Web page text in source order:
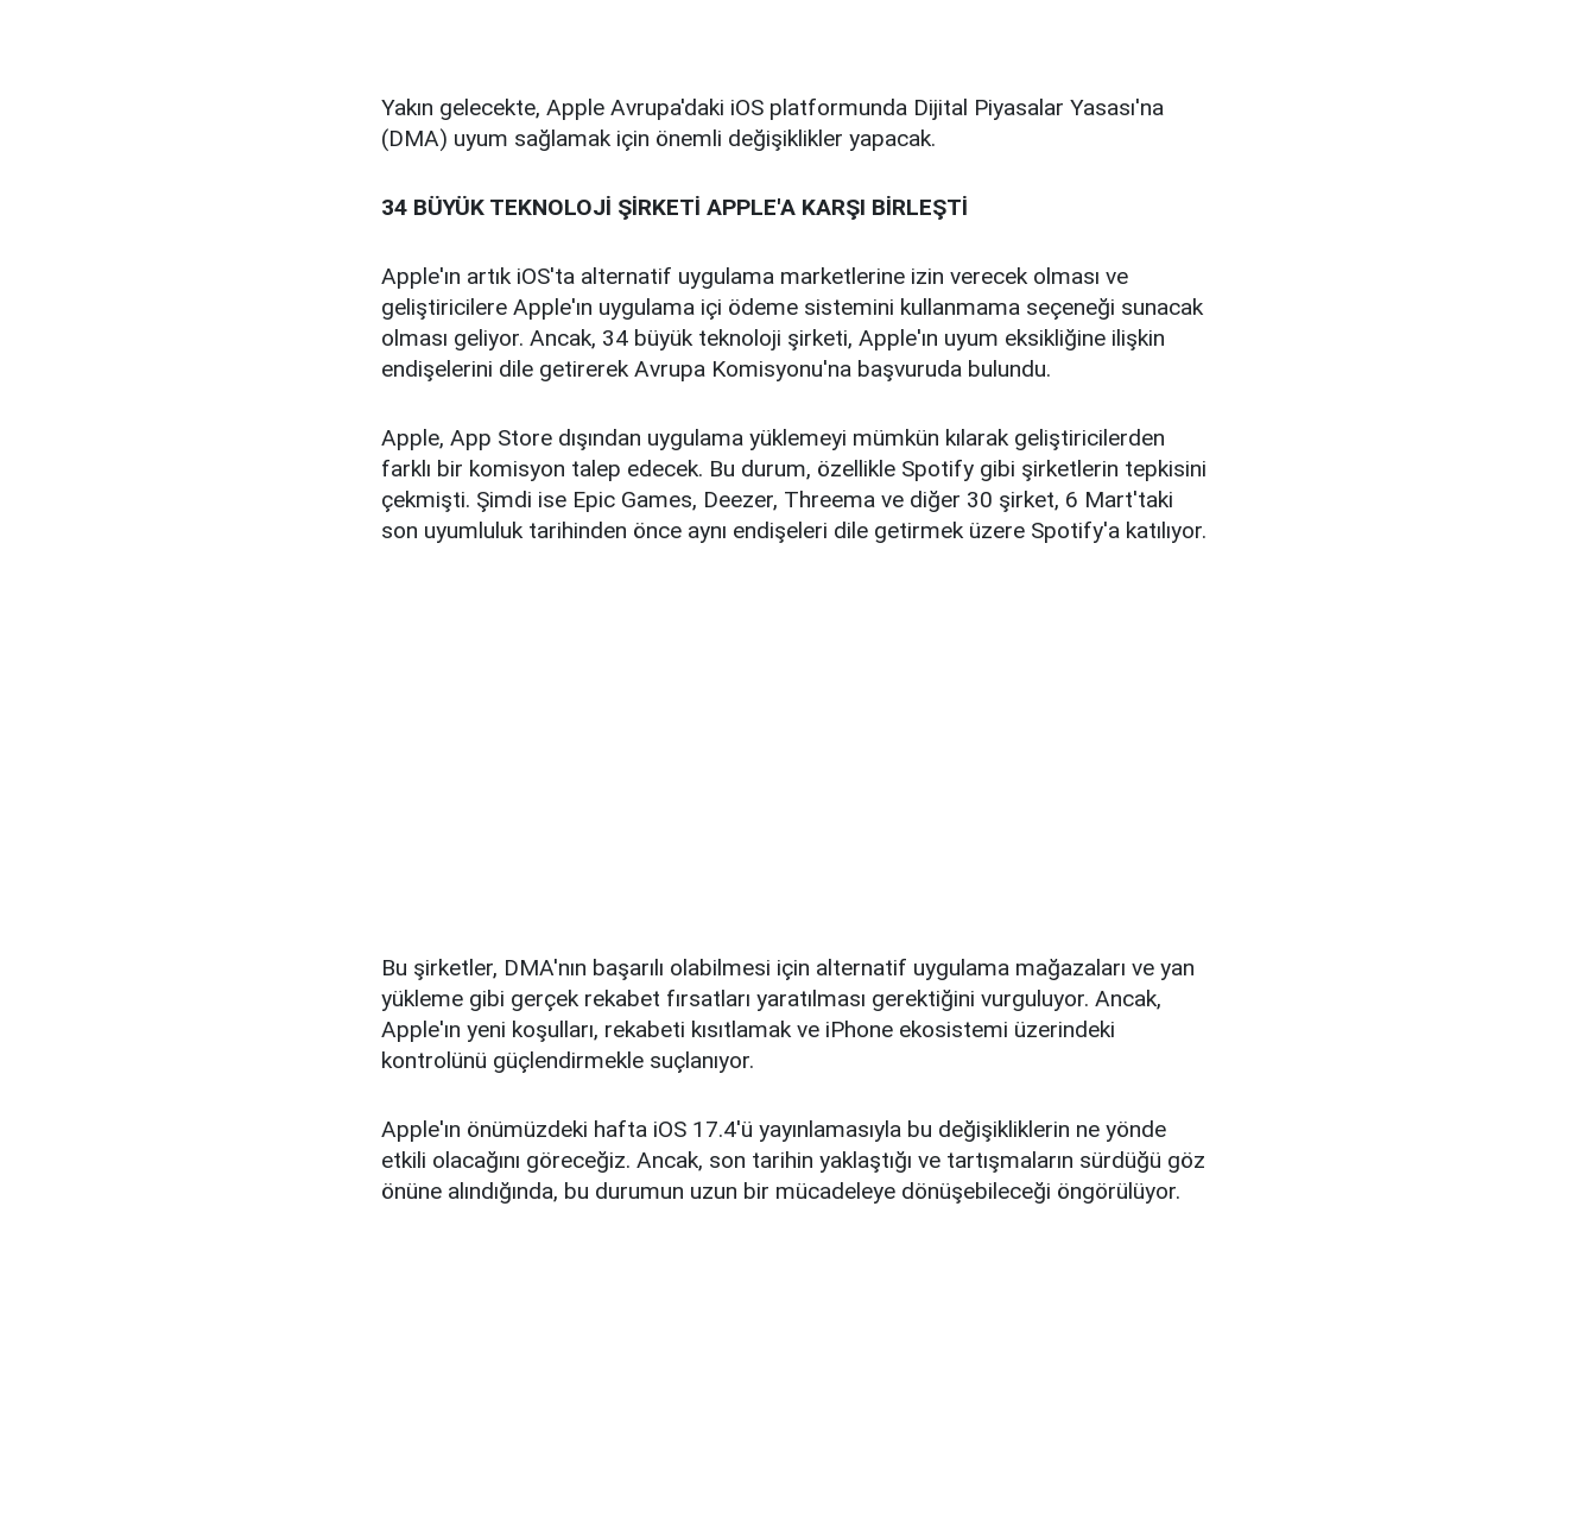
Yakın gelecekte, Apple Avrupa'daki iOS platformunda Dijital Piyasalar Yasası'na
(DMA) uyum sağlamak için önemli değişiklikler yapacak.
34 BÜYÜK TEKNOLOJİ ŞİRKETİ APPLE'A KARŞI BİRLEŞTİ
Apple'ın artık iOS'ta alternatif uygulama marketlerine izin verecek olması ve
geliştiricilere Apple'ın uygulama içi ödeme sistemini kullanmama seçeneği sunacak
olması geliyor. Ancak, 34 büyük teknoloji şirketi, Apple'ın uyum eksikliğine ilişkin
endişelerini dile getirerek Avrupa Komisyonu'na başvuruda bulundu.
Apple, App Store dışından uygulama yüklemeyi mümkün kılarak geliştiricilerden
farklı bir komisyon talep edecek. Bu durum, özellikle Spotify gibi şirketlerin tepkisini
çekmişti. Şimdi ise Epic Games, Deezer, Threema ve diğer 30 şirket, 6 Mart'taki
son uyumluluk tarihinden önce aynı endişeleri dile getirmek üzere Spotify'a katılıyor.
Bu şirketler, DMA'nın başarılı olabilmesi için alternatif uygulama mağazaları ve yan
yükleme gibi gerçek rekabet fırsatları yaratılması gerektiğini vurguluyor. Ancak,
Apple'ın yeni koşulları, rekabeti kısıtlamak ve iPhone ekosistemi üzerindeki
kontrolünü güçlendirmekle suçlanıyor.
Apple'ın önümüzdeki hafta iOS 17.4'ü yayınlamasıyla bu değişikliklerin ne yönde
etkili olacağını göreceğiz. Ancak, son tarihin yaklaştığı ve tartışmaların sürdüğü göz
önüne alındığında, bu durumun uzun bir mücadeleye dönüşebileceği öngörülüyor.